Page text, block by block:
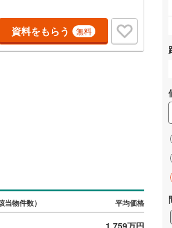
資料をもらう 無料
当物件数） 平均価格